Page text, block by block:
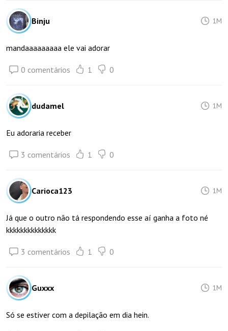
Binju 1M
mandaaaaaaaaa ele vai adorar
0 comentários 1 0
dudamel 1M
Eu adoraria receber
3 comentários 1 0
Carioca123 1M
Já que o outro não tá respondendo esse aí ganha a foto né
kkkkkkkkkkkkkk
3 comentários 1 0
Guxxx 1M
Só se estiver com a depilação em dia hein.